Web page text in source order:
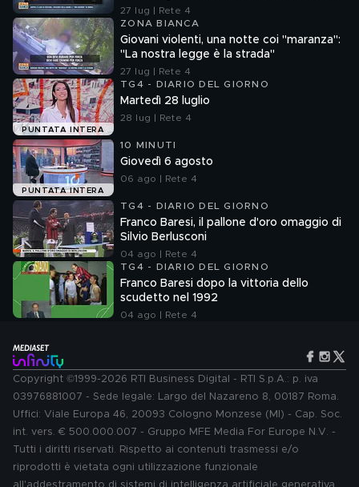
27 lug | Rete 4
ZONA BIANCA
Giovani violenti, una notte coi "maranza":
"La nostra legge è la strada"
27 lug | Rete 4
PUNTATA INTERA
TG4 - DIARIO DEL GIORNO
Martedì 28 luglio
28 lug | Rete 4
PUNTATA INTERA
10 MINUTI
Giovedì 6 agosto
06 ago | Rete 4
TG4 - DIARIO DEL GIORNO
Franco Baresi, il pallone d'oro omaggio di
Silvio Berlusconi
04 ago | Rete 4
TG4 - DIARIO DEL GIORNO
Franco Baresi dopo la vittoria dello
scudetto nel 1992
04 ago | Rete 4
Copyright ©1999-2026 RTI Business Digital - RTI S.p.A.: p. iva
03976881007 - Sede legale: Largo del Nazareno 8, 00187 Roma.
Uffici: Viale Europa 46, 20093 Cologno Monzese (MI) - Cap. Soc.
int. vers. € 500.000.007 - Gruppo MFE Media For Europe N.V. -
Tutti i diritti riservati. Rispetto ai contenuti trasmessi e/o
riprodotti è vietata ogni utilizzazione funzionale